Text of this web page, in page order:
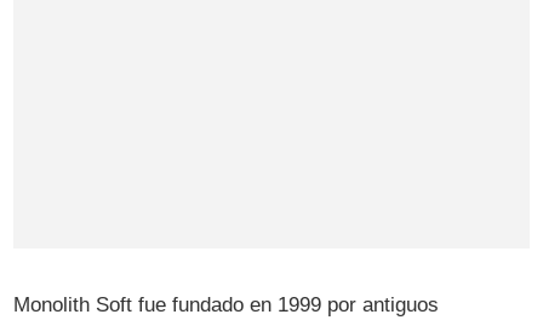
Monolith Soft fue fundado en 1999 por antiguos